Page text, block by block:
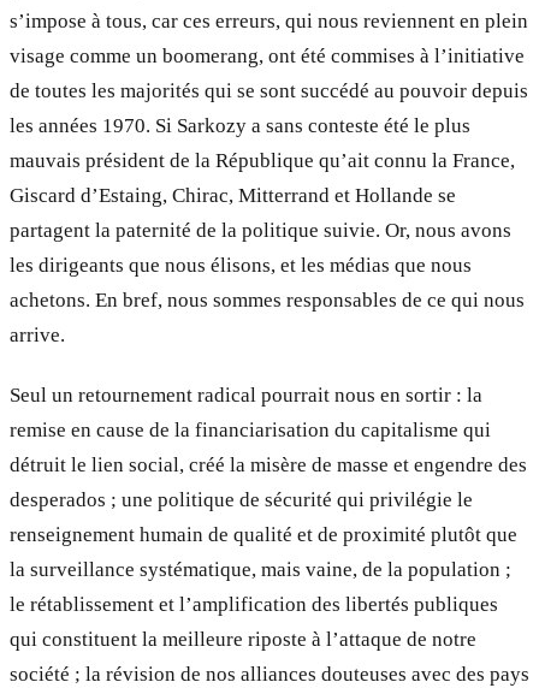
s’impose à tous, car ces erreurs, qui nous reviennent en plein
visage comme un boomerang, ont été commises à l’initiative
de toutes les majorités qui se sont succédé au pouvoir depuis
les années 1970. Si Sarkozy a sans conteste été le plus
mauvais président de la République qu’ait connu la France,
Giscard d’Estaing, Chirac, Mitterrand et Hollande se
partagent la paternité de la politique suivie. Or, nous avons
les dirigeants que nous élisons, et les médias que nous
achetons. En bref, nous sommes responsables de ce qui nous
arrive.
Seul un retournement radical pourrait nous en sortir : la
remise en cause de la financiarisation du capitalisme qui
détruit le lien social, créé la misère de masse et engendre des
desperados ; une politique de sécurité qui privilégie le
renseignement humain de qualité et de proximité plutôt que
la surveillance systématique, mais vaine, de la population ;
le rétablissement et l’amplification des libertés publiques
qui constituent la meilleure riposte à l’attaque de notre
société ; la révision de nos alliances douteuses avec des pays